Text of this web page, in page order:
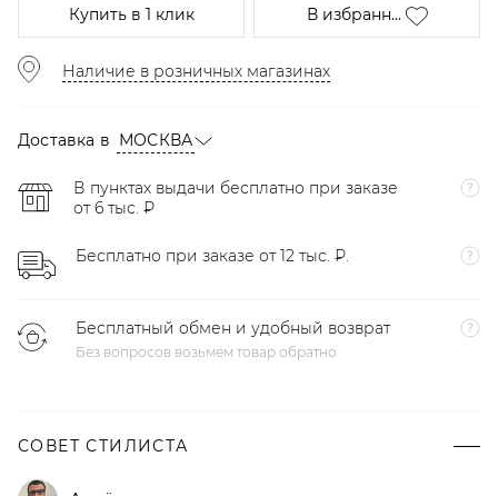
Купитьв 1 клик В избранн...
Наличие в розничных магазинах
Доставка в МОСКВА
В пунктах выдачи бесплатно при заказе
от 6 тыс. ₽
Бесплатно при заказе от 12 тыс. ₽.
Бесплатный обмен и удобный возврат
Без вопросов возьмем товар обратно
СОВЕТ СТИЛИСТА